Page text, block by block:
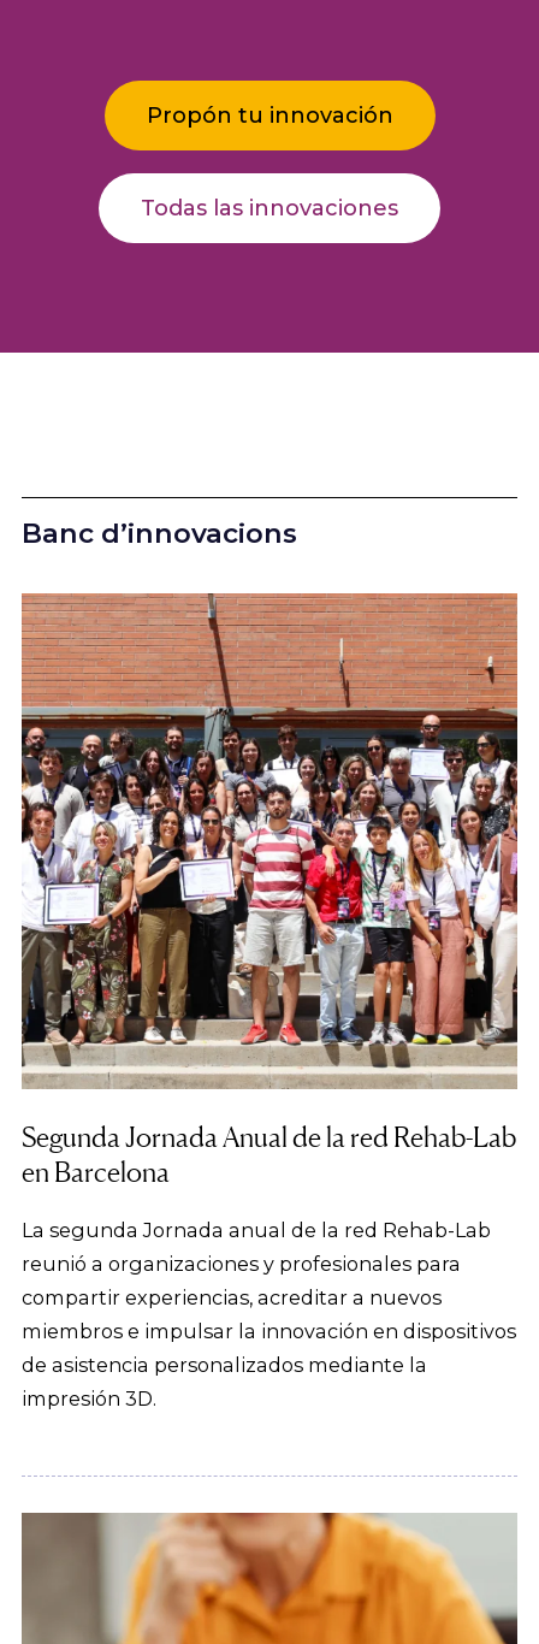
Propón tu innovación
Todas las innovaciones
Banc d’innovacions
Segunda Jornada Anual de la red Rehab-Lab
en Barcelona
La segunda Jornada anual de la red Rehab-Lab
reunió a organizaciones y profesionales para
compartir experiencias, acreditar a nuevos
miembros e impulsar la innovación en dispositivos
de asistencia personalizados mediante la
impresión 3D.